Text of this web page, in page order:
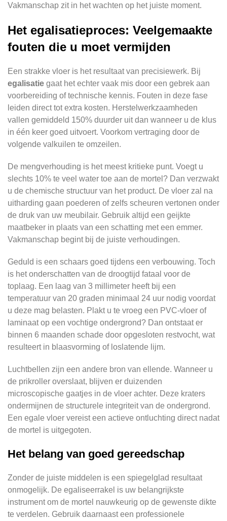
Vakmanschap zit in het wachten op het juiste moment.
Het egalisatieproces: Veelgemaakte
fouten die u moet vermijden
Een strakke vloer is het resultaat van precisiewerk. Bij
egalisatie gaat het echter vaak mis door een gebrek aan
voorbereiding of technische kennis. Fouten in deze fase
leiden direct tot extra kosten. Herstelwerkzaamheden
vallen gemiddeld 150% duurder uit dan wanneer u de klus
in één keer goed uitvoert. Voorkom vertraging door de
volgende valkuilen te omzeilen.
De mengverhouding is het meest kritieke punt. Voegt u
slechts 10% te veel water toe aan de mortel? Dan verzwakt
u de chemische structuur van het product. De vloer zal na
uitharding gaan poederen of zelfs scheuren vertonen onder
de druk van uw meubilair. Gebruik altijd een geijkte
maatbeker in plaats van een schatting met een emmer.
Vakmanschap begint bij de juiste verhoudingen.
Geduld is een schaars goed tijdens een verbouwing. Toch
is het onderschatten van de droogtijd fataal voor de
toplaag. Een laag van 3 millimeter heeft bij een
temperatuur van 20 graden minimaal 24 uur nodig voordat
u deze mag belasten. Plakt u te vroeg een PVC-vloer of
laminaat op een vochtige ondergrond? Dan ontstaat er
binnen 6 maanden schade door opgesloten restvocht, wat
resulteert in blaasvorming of loslatende lijm.
Luchtbellen zijn een andere bron van ellende. Wanneer u
de prikroller overslaat, blijven er duizenden
microscopische gaatjes in de vloer achter. Deze kraters
ondermijnen de structurele integriteit van de ondergrond.
Een egale vloer vereist een actieve ontluchting direct nadat
de mortel is uitgegoten.
Het belang van goed gereedschap
Zonder de juiste middelen is een spiegelglad resultaat
onmogelijk. De egaliseerrakel is uw belangrijkste
instrument om de mortel nauwkeurig op de gewenste dikte
te verdelen. Gebruik daarnaast een professionele